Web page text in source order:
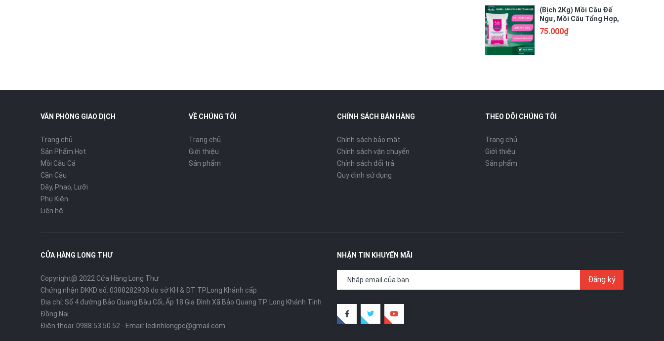
(Bịch 2Kg) Mồi Câu Đế
Ngư, Mồi Câu Tổng Hợp,
Mồi Câu Chép, Mồi Câu
Rô Phi
75.000₫
VĂN PHÒNG GIAO DỊCH
Trang chủ
Sản Phẩm Hot
Mồi Câu Cá
Cần Câu
Dây, Phao, Lưỡi
Phụ Kiện
Liên hệ
VỀ CHÚNG TÔI
Trang chủ
Giới thiệu
Sản phẩm
CHÍNH SÁCH BÁN HÀNG
Chính sách bảo mật
Chính sách vận chuyển
Chính sách đổi trả
Quy định sử dụng
THEO DÕI CHÚNG TÔI
Trang chủ
Giới thiệu
Sản phẩm
CỬA HÀNG LONG THƯ
Copyright@ 2022 Cửa Hàng Long Thư
Chứng nhận ĐKKD số: 0388282938 do sở KH & ĐT TP.Long Khánh cấp
Địa chỉ: Số 4 đường Bảo Quang Bàu Cối, Ấp 18 Gia Đình Xã Bảo Quang TP. Long Khánh Tỉnh
Đồng Nai
Điện thoại: 0988.53.50.52 - Email: ledinhlongpc@gmail.com
NHẬN TIN KHUYẾN MÃI
Đăng ký